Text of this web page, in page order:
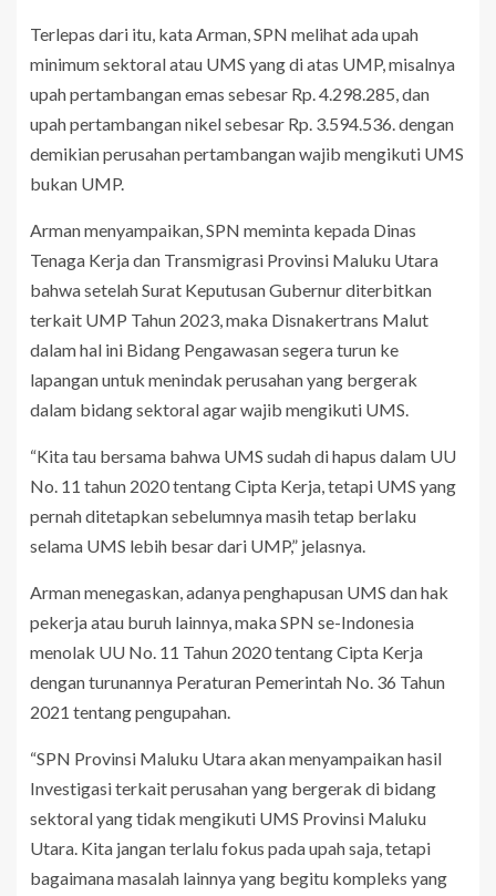
Terlepas dari itu, kata Arman, SPN melihat ada upah
minimum sektoral atau UMS yang di atas UMP, misalnya
upah pertambangan emas sebesar Rp. 4.298.285, dan
upah pertambangan nikel sebesar Rp. 3.594.536. dengan
demikian perusahan pertambangan wajib mengikuti UMS
bukan UMP.
Arman menyampaikan, SPN meminta kepada Dinas
Tenaga Kerja dan Transmigrasi Provinsi Maluku Utara
bahwa setelah Surat Keputusan Gubernur diterbitkan
terkait UMP Tahun 2023, maka Disnakertrans Malut
dalam hal ini Bidang Pengawasan segera turun ke
lapangan untuk menindak perusahan yang bergerak
dalam bidang sektoral agar wajib mengikuti UMS.
“Kita tau bersama bahwa UMS sudah di hapus dalam UU
No. 11 tahun 2020 tentang Cipta Kerja, tetapi UMS yang
pernah ditetapkan sebelumnya masih tetap berlaku
selama UMS lebih besar dari UMP,” jelasnya.
Arman menegaskan, adanya penghapusan UMS dan hak
pekerja atau buruh lainnya, maka SPN se-Indonesia
menolak UU No. 11 Tahun 2020 tentang Cipta Kerja
dengan turunannya Peraturan Pemerintah No. 36 Tahun
2021 tentang pengupahan.
“SPN Provinsi Maluku Utara akan menyampaikan hasil
Investigasi terkait perusahan yang bergerak di bidang
sektoral yang tidak mengikuti UMS Provinsi Maluku
Utara. Kita jangan terlalu fokus pada upah saja, tetapi
bagaimana masalah lainnya yang begitu kompleks yang